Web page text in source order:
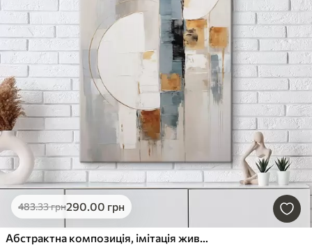
483.33грн290.00 грн
Абстрактна композиція, імітація живопису